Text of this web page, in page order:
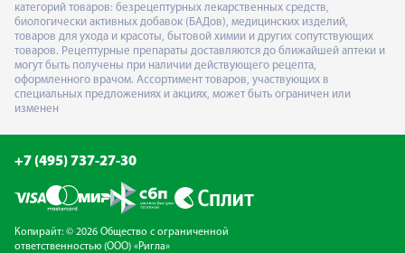
категорий товаров: безрецептурных лекарственных средств,
биологически активных добавок (БАДов), медицинских изделий,
товаров для ухода и красоты, бытовой химии и других сопутствующих
товаров. Рецептурные препараты доставляются до ближайшей аптеки и
могут быть получены при наличии действующего рецепта,
оформленного врачом. Ассортимент товаров, участвующих в
специальных предложениях и акциях, может быть ограничен или
изменен
+7 (495) 737-27-30
Копирайт: © 2026 Общество с ограниченной
ответственностью (ООО) «Ригла»